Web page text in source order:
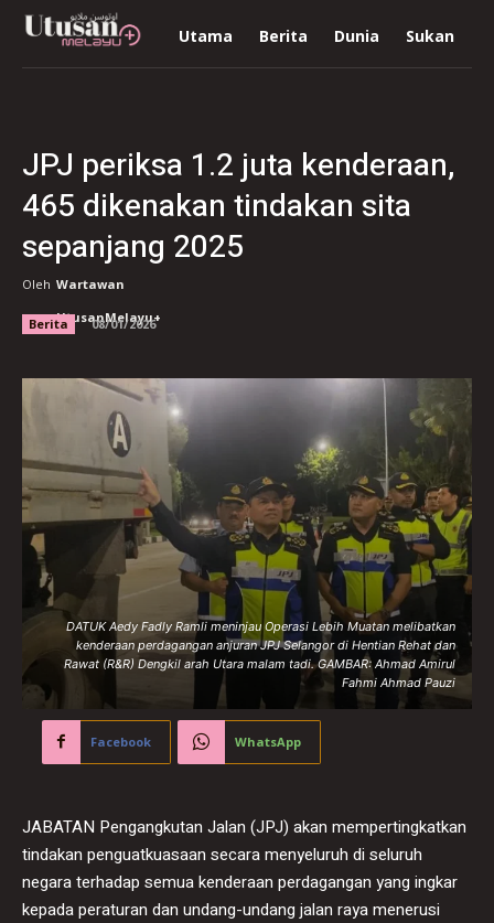
Utama Berita Dunia Sukan
JPJ periksa 1.2 juta kenderaan,
465 dikenakan tindakan sita
sepanjang 2025
Oleh Wartawan
UtusanMelayu+
Berita 08/01/2026
DATUK Aedy Fadly Ramli meninjau Operasi Lebih Muatan melibatkan
kenderaan perdagangan anjuran JPJ Selangor di Hentian Rehat dan
Rawat (R&R) Dengkil arah Utara malam tadi. GAMBAR: Ahmad Amirul
Fahmi Ahmad Pauzi
Facebook WhatsApp
JABATAN Pengangkutan Jalan (JPJ) akan mempertingkatkan
tindakan penguatkuasaan secara menyeluruh di seluruh
negara terhadap semua kenderaan perdagangan yang ingkar
kepada peraturan dan undang-undang jalan raya menerusi